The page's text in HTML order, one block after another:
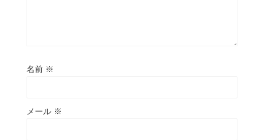
名前 ※
メール ※